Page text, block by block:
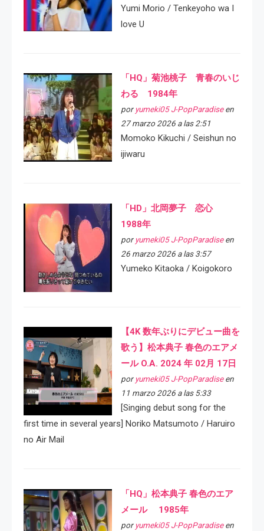
Yumi Morio / Tenkeyoho wa I
love U
「HQ」菊池桃子 青春のいじ
わる 1984年
por yumeki05 J-PopParadiseen
27 marzo 2026 a las 2:51
Momoko Kikuchi / Seishun no
ijiwaru
「HD」北岡夢子 恋心
1988年
por yumeki05 J-PopParadiseen
26 marzo 2026 a las 3:57
Yumeko Kitaoka / Koigokoro
【4K 数年ぶりにデビュー曲を
歌う】松本典子 春色のエアメ
ール O.A. 2024 年 02月 17日
por yumeki05 J-PopParadiseen
11 marzo 2026 a las 5:33
[Singing debut song for the
first time in several years] Noriko Matsumoto / Haruiro
no Air Mail
「HQ」松本典子 春色のエア
メール 1985年
por yumeki05 J-PopParadiseen